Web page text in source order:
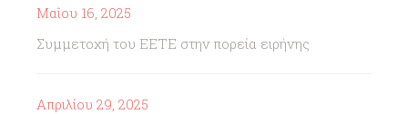
Μαΐου 16, 2025
Συμμετοχή του ΕΕΤΕ στην πορεία ειρήνης
Απριλίου 29, 2025